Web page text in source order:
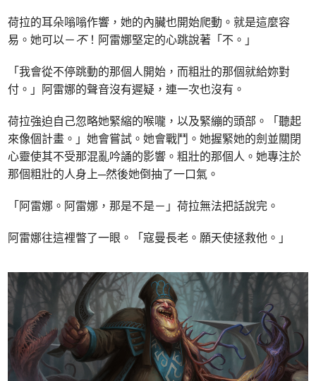
荷拉的耳朵嗡嗡作響，她的內臟也開始爬動。就是這麼容
易。她可以－不！阿雷娜堅定的心跳說著「不。」
「我會從不停跳動的那個人開始，而粗壯的那個就給妳對
付。」阿雷娜的聲音沒有遲疑，連一次也沒有。
荷拉強迫自己忽略她緊縮的喉嚨，以及緊繃的頭部。「聽起
來像個計畫。」她會嘗試。她會戰鬥。她握緊她的劍並關閉
心靈使其不受那混亂吟誦的影響。粗壯的那個人。她專注於
那個粗壯的人身上─然後她倒抽了一口氣。
「阿雷娜。阿雷娜，那是不是－」荷拉無法把話說完。
阿雷娜往這裡瞥了一眼。「寇曼長老。願天使拯救他。」